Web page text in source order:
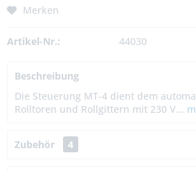
Merken
Artikel-Nr.: 44030
Beschreibung
Die Steuerung MT-4 dient dem
Rolltoren und Rollgittern mit 230 V...
Zubehör 4